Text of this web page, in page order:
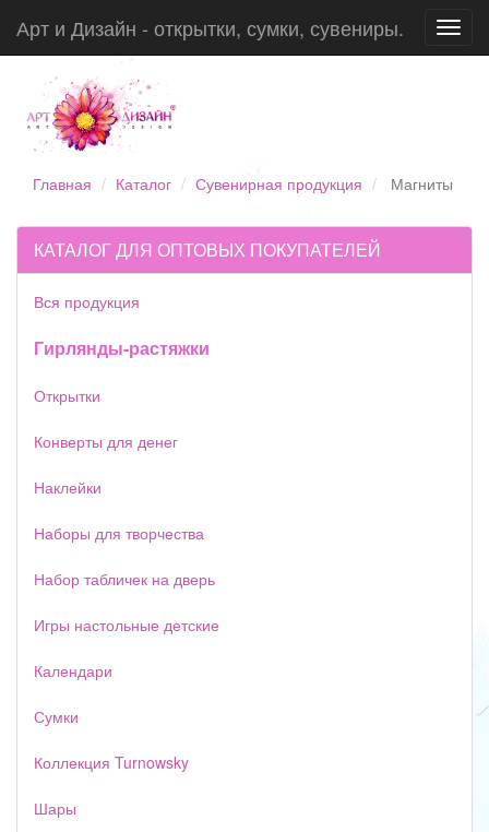
Арт и Дизайн - открытки, сумки, сувениры.
Главная Каталог Сувенирная продукция Магниты
КАТАЛОГ ДЛЯ ОПТОВЫХ ПОКУПАТЕЛЕЙ
Вся продукция
Гирлянды-растяжки
Открытки
Конверты для денег
Наклейки
Наборы для творчества
Набор табличек на дверь
Игры настольные детские
Календари
Сумки
Коллекция Turnowsky
Шары